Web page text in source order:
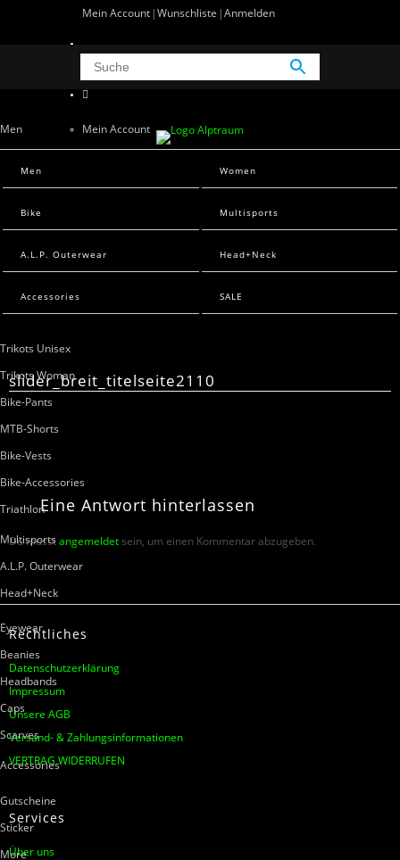
Mein Account Wunschliste Anmelden
Men
Men Sweats
Men T-Shirts
Women
Women Sweats
Bike
Trikots Unisex
Trikots Woman
Bike-Pants
MTB-Shorts
Bike-Vests
Bike-Accessories
Triathlon
Multisports
A.L.P. Outerwear
Head+Neck
Eyewear
Beanies
Headbands
Caps
Scarves
Accessories
Gutscheine
Sticker
More
Mein Account
Men Women
Bike Multisports
A.L.P. Outerwear Head+Neck
Accessories SALE
slider_breit_titelseite2110
Eine Antwort hinterlassen
Du musstangemeldetsein, um einen Kommentar abzugeben.
Rechtliches
Datenschutzerklärung
Impressum
Unsere AGB
Versand- & Zahlungsinformationen
VERTRAG WIDERRUFEN
Services
Über uns